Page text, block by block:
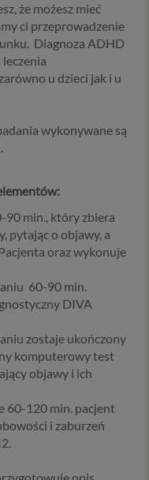
że możesz mieć
ci przeprowadzenie
Diagnoza ADHD
u dzieci jak i u
wykonywane są
90 min., który zbiera
pytając o objawy, a
oraz wykonuje
60-90 min.
DIVA
zostaje ukończony
komputerowy test
objawy i ich
60-120 min. pacjent
i zaburzeń